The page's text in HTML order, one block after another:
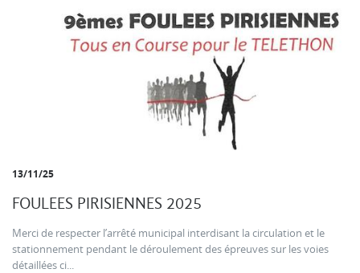
13/11/25
FOULEES PIRISIENNES 2025
Merci de respecter l’arrêté municipal interdisant la circulation et le
stationnement pendant le déroulement des épreuves sur les voies
détaillées ci...